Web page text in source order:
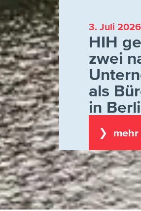
3. Juli 2026
HIH
zwei
als
in
❯ mehr